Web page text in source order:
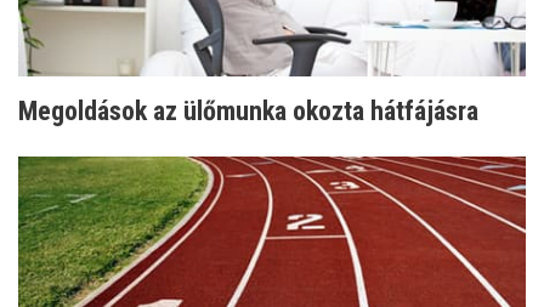
Megoldások az ülőmunka okozta hátfájásra